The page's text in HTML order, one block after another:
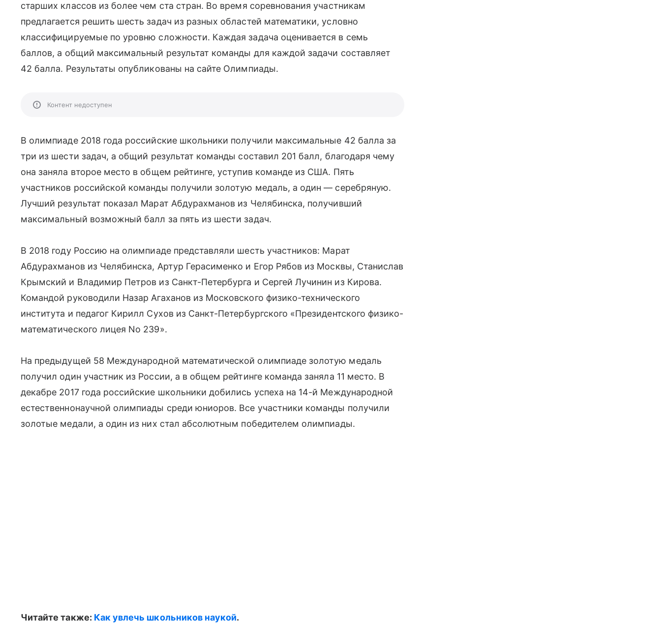
старших классов из более чем ста стран. Во время соревнования участникам
предлагается решить шесть задач из разных областей математики, условно
классифицируемые по уровню сложности. Каждая задача оценивается в семь
баллов, а общий максимальный результат команды для каждой задачи составляет
42 балла. Результаты опубликованы на сайте Олимпиады.
Контент недоступен
В олимпиаде 2018 года российские школьники получили максимальные 42 балла за
три из шести задач, а общий результат команды составил 201 балл, благодаря чему
она заняла второе место в общем рейтинге, уступив команде из США. Пять
участников российской команды получили золотую медаль, а один — серебряную.
Лучший результат показал Марат Абдурахманов из Челябинска, получивший
максимальный возможный балл за пять из шести задач.
В 2018 году Россию на олимпиаде представляли шесть участников: Марат
Абдурахманов из Челябинска, Артур Герасименко и Егор Рябов из Москвы, Станислав
Крымский и Владимир Петров из Санкт-Петербурга и Сергей Лучинин из Кирова.
Командой руководили Назар Агаханов из Московского физико-технического
института и педагог Кирилл Сухов из Санкт-Петербургского «Президентского физико-
математического лицея No 239».
На предыдущей 58 Международной математической олимпиаде золотую медаль
получил один участник из России, а в общем рейтинге команда заняла 11 место. В
декабре 2017 года российские школьники добились успеха на 14-й Международной
естественнонаучной олимпиады среди юниоров. Все участники команды получили
золотые медали, а один из них стал абсолютным победителем олимпиады.
Читайте также: Как увлечь школьников наукой.